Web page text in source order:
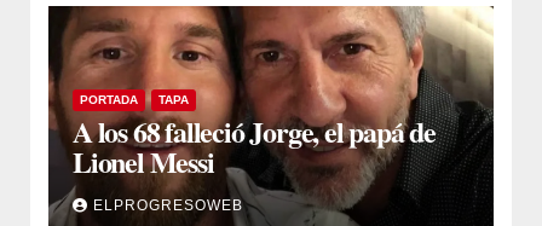
PORTADA TAPA
A los 68 falleció Jorge, el papá de
Lionel Messi
ELPROGRESOWEB